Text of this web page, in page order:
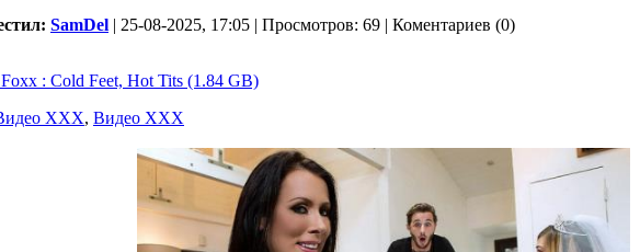
SamDel | 25-08-2025, 17:05 | Просмотров: 69 | Коментариев (0)
Foxx : Cold Feet, Hot Tits (1.84 GB)
ХХХ, Видео ХХХ